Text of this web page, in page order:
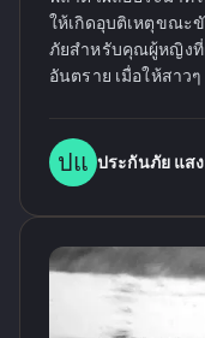
ให้เกิดอุบติเหตุขณะ
ภัยสำหรับคุณผู้หญิงที่
อันตราย เมื่อให้สาว
ปแ ประกันภัย แส